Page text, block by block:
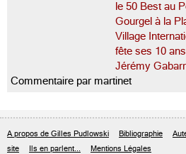
le 50 Best au
Gourgel à la
Village
fête ses 10
Jérémy
Commentaire par martinet
A propos de Gilles Pudlowski Bibliographie
site
Ils en parlent... Mentions Légales